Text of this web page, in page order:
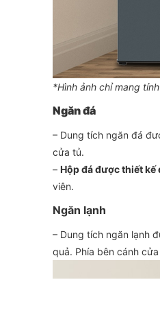
*Hình ảnh chỉ mang
Ngăn đá
– Dung tích ngăn đá
cửa tủ.
– Hộp đá được thiết kế
viên.
Ngăn lạnh
– Dung tích ngăn lạnh
quả. Phía bên cánh